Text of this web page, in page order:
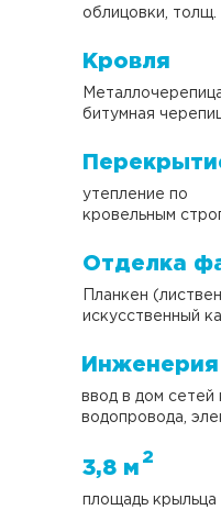
облицовки, толщ.
Кровля
битумная
утепление по
кровельным
Отделка
Планкен
искусственный
Инженерия
ввод в дом сетей
водопровода,
3,8 м
2
площадь крыльца